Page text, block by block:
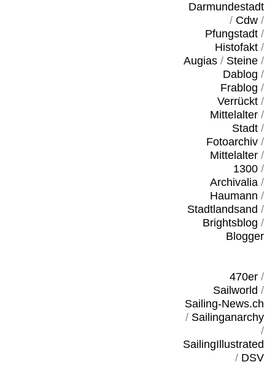
Darmundestadt
/ Cdw/
Pfungstadt/
Histofakt/
Augias/ Steine/
Dablog /
Frablog /
Verrückt/
Mittelalter/
Stadt/
Fotoarchiv/
Mittelalter/
1300/
Archivalia/
Haumann /
Stadtlandsand /
Brightsblog /
Blogger
470er/
Sailworld /
Sailing-News.ch
/ Sailinganarchy
/
SailingIllustrated
/ DSV